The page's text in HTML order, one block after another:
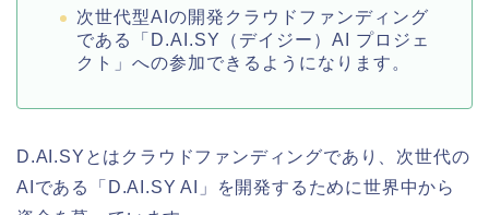
次世代型AIの開発クラウドファンディング
である「D.AI.SY（デイジー）AI プロジェ
クト」への参加できるようになります。
D.AI.SYとはクラウドファンディングであり、次世代の
AIである「D.AI.SY AI」を開発するために世界中から